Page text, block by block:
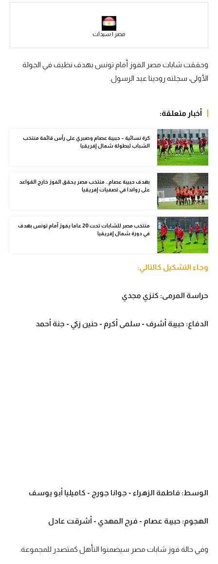
كرة سلة
كرة يد
كرة طائرة
الوطن العربي
في المونديال
رياضة نسائية
آسيا
أمريكا
ركن الألعاب
أقسام خاصة
مصر | سيدات
وحققت شابات مصر الفوز أمام تونس بهدف نظيف في الجولة
الأولى، سجلته رودينا عبد الرسول.
أخبار متعلقة:
كرة نسائية – حبيبة عصام وصبري على رأس قائمة منتخب
الشباب لبطولة شمال إفريقيا
بهدف حبيبة عصام.. منتخب مصر يحقق الفوز خارج القواعد
على رواندا في تصفيات إفريقيا
منتخب مصر للشابات تحت 20 عاما يفوز أمام تونس بهدف
في دورة شمال إفريقيا
وجاء التشكيل كالتالي:
حراسة المرمى: كنزي مجدي
الدفاع: حبيبة أشرف - سلمى أكرم - حنين زكي - جنة أحمد
الوسط: فاطمة الزهراء - جوانا جورج - كاميليا أبو يوسف
الهجوم: حبيبة عصام - فرح المهدي - أشرقت عادل
وفي حالة فوز شابات مصر سيضمنوا التأهل كمتصدر للمجموعة.